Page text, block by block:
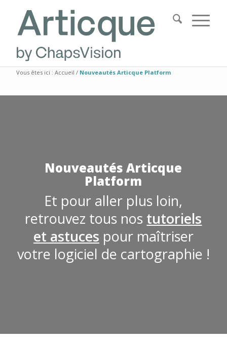
Vous êtes ici : Accueil / Nouveautés Articque Platform
Nouveautés Articque
Platform
Et pour aller plus loin,
retrouvez tous nos tutoriels
et astuces pour maîtriser
votre logiciel de cartographie !